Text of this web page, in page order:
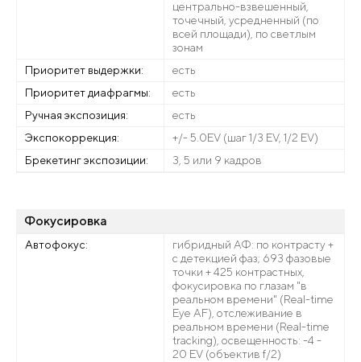
центрально-взвешенный,
точечный, усредненный (по
всей площади), по светлым
зонам
Приоритет выдержки:
есть
Приоритет диафрагмы:
есть
Ручная экспозиция:
есть
Экспокоррекция:
+/- 5.0EV (шаг 1/3 EV, 1/2 EV)
Брекетинг экспозиции:
3, 5 или 9 кадров
Фокусировка
Автофокус:
гибридный АФ: по контрасту +
с детекцией фаз; 693 фазовые
точки + 425 контрастных,
фокусировка по глазам "в
реальном времени" (Real-time
Eye AF), отслеживание в
реальном времени (Real-time
tracking), освещенность: -4 -
20 EV (объектив f/2)